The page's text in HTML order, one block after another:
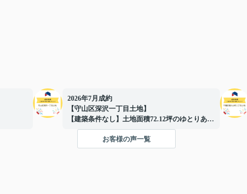
2026年7月成約
【守山区深沢一丁目土地】
【建築条件なし】土地面積72.12坪のゆとりある
敷地！
■建築条件なしの住宅用地
■間口約14.4ｍでプランの自由度良好
お客様の声一覧